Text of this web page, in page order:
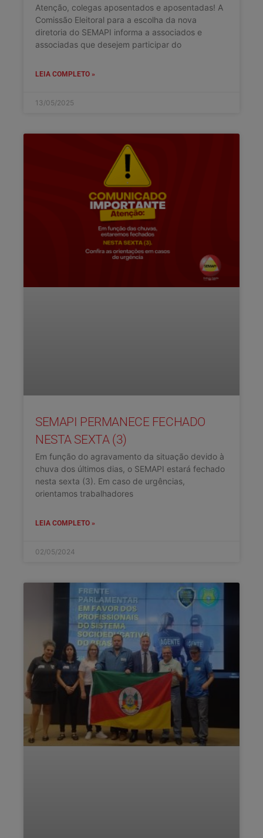
Atenção, colegas aposentados e aposentadas! A
Comissão Eleitoral para a escolha da nova
diretoria do SEMAPI informa a associados e
associadas que desejem participar do
LEIA COMPLETO »
13/05/2025
SEMAPI PERMANECE FECHADO
NESTA SEXTA (3)
Em função do agravamento da situação devido à
chuva dos últimos dias, o SEMAPI estará fechado
nesta sexta (3). Em caso de urgências,
orientamos trabalhadores
LEIA COMPLETO »
02/05/2024